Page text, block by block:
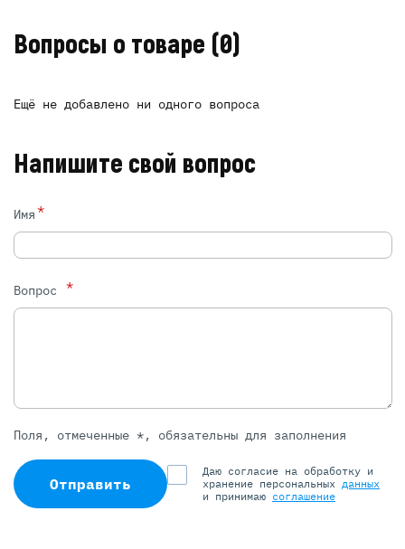
Вопросы о товаре (0)
Ещё не добавлено ни одного вопроса
Напишите свой вопрос
Имя*
Вопрос *
Поля, отмеченные *, обязательны для заполнения
Отправить
Даю согласие на обработку и
хранение персональных данных
и принимаю соглашение